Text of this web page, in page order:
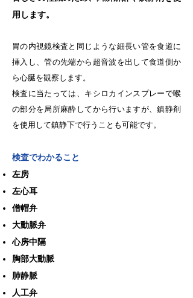
用します。
胃の内視鏡検査と同じような細長い管を食道に
挿入し、管の先端から超音波を出して食道側か
ら心臓を観察します。
検査に当たっては、キシロカインスプレーで喉
の部分を局所麻酔してから行いますが、鎮静剤
を使用して鎮静下で行うことも可能です。
検査でわかること
左房
左心耳
僧帽弁
大動脈弁
心房中隔
胸部大動脈
肺静脈
人工弁